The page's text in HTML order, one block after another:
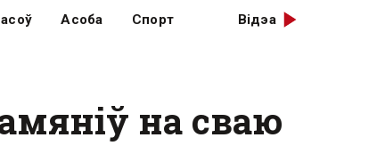
Асоба Спорт Відэа
на сваю